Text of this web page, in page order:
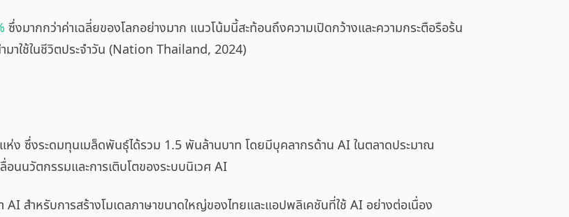
ซึ่งมากกว่าค่าเฉลี่ยของโลกอย่างมาก แนวโน้มนี้สะท้อนถึงความเปิดกว้างและความกระตือรือร้น
มาใช้ในชีวิตประจำวัน (Nation Thailand, 2024)
ง ซึ่งระดมทุนเมล็ดพันธุ์ได้รวม 1.5 พันล้านบาท โดยมีบุคลากรด้าน AI ในตลาดประมาณ
นนวัตกรรมและการเติบโตของระบบนิเวศ AI
สำหรับการสร้างโมเดลภาษาขนาดใหญ่ของไทยและแอปพลิเคชันที่ใช้ AI อย่างต่อเนื่อง